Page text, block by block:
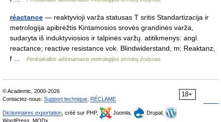
réactance — reaktyvioji varža statusas T sritis Standartizacija ir
metrologija apibrėžtis Kintamosios srovės grandinės varža,
sudaryta iš induktyviosios ir talpinės varžų. atitikmenys: angl.
reactance; reactive resistance vok. Blindwiderstand, m; Reaktanz,
f …
Penkiakalbis aiškinamasis metrologijos terminų žodynas
18+
© Academic, 2000-2026
Contactez-nous: Support technique RÉCLAME
Dictionnaires exportation , créé sur PHP, Joomla,
Drupal,
WordPress, MODx.